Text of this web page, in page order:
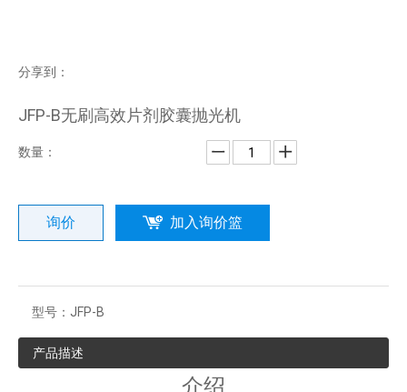
分享到：
JFP-B无刷高效片剂胶囊抛光机
数量：
询价 加入询价篮
型号： JFP-B
产品描述
介绍